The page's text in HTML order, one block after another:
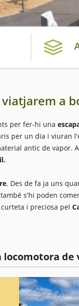
a
per fer-hi una
per un dia i viuran
antic de vapor.
. Des de fa ja uns
s'hi poden
i preciosa pel
de